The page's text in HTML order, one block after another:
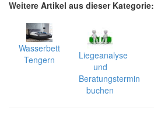
Weitere Artikel aus dieser Kategorie:
Wasserbett
Tengern
Liegeanalyse
und
Beratungstermin
buchen